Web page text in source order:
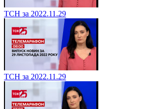
ТСН за 2022.11.29
ТСН за 2022.11.29